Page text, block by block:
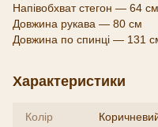
Напівобхват стегон — 64 см
Довжина рукава — 80 см
Довжина по спинці — 131
Характеристики
Колір